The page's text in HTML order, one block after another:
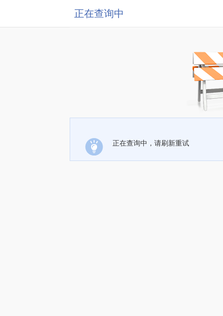
正在查询中
正在查询中，请刷新重试